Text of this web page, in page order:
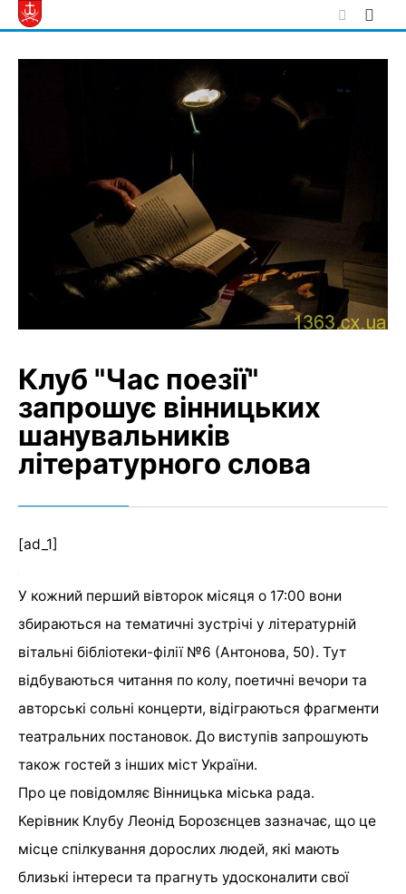
Skip
to
Клуб "Час поезії"
запрошує вінницьких
шанувальників
літературного слова
[ad_1]
У кожний перший вівторок місяця о 17:00 вони
збираються на тематичні зустрічі у літературній
вітальні бібліотеки-філії №6 (Антонова, 50). Тут
відбуваються читання по колу, поетичні вечори та
авторські сольні концерти, відіграються фрагменти
театральних постановок. До виступів запрошують
також гостей з інших міст України.
Про це повідомляє Вінницька міська рада.
Керівник Клубу Леонід Борозєнцев зазначає, що це
місце спілкування дорослих людей, які мають
близькі інтереси та прагнуть удосконалити свої